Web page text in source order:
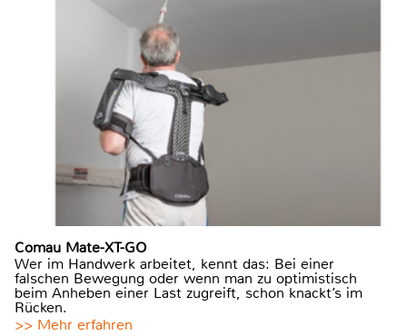
Comau Mate-XT-GO
Wer im Handwerk arbeitet, kennt das: Bei einer
falschen Bewegung oder wenn man zu optimistisch
beim Anheben einer Last zugreift, schon knackt’s im
Rücken.
>> Mehr erfahren